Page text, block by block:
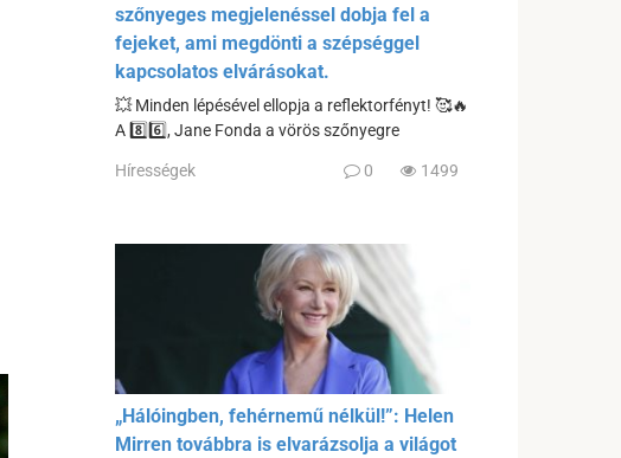
szőnyeges megjelenéssel dobja fel a
fejeket, ami megdönti a szépséggel
kapcsolatos elvárásokat.
💥 Minden lépésével ellopja a reflektorfényt! 🥰🔥
A 8️⃣6️⃣, Jane Fonda a vörös szőnyegre
Hírességek 0 1499
„Hálóingben, fehérnemű nélkül!”: Helen
Mirren továbbra is elvarázsolja a világot